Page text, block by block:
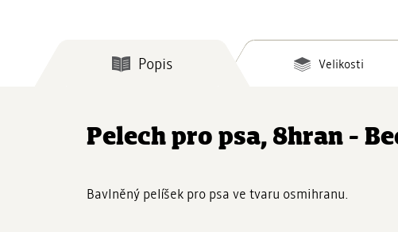
Popis Velikosti
Pelech pro psa, 8hran -
Bavlněný pelíšek pro psa ve tvaru osmihranu.